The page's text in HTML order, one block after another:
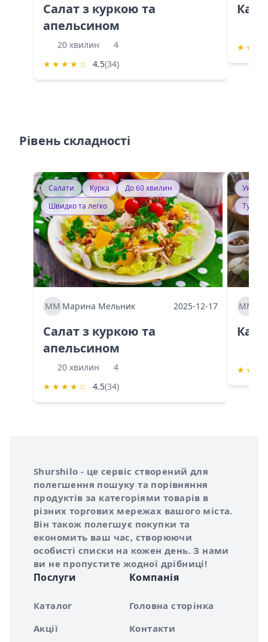
Салат з куркою та
апельсином
20 хвилин
4
★ ★ ★ ★ ☆ 4.5(34)
★ ★
Рівень складності
Салати Курка
До 60 хвилин
Швидко та легко
ММ Марина Мельник 2025-12-17
Салат з куркою та
апельсином
20 хвилин
4
★ ★ ★ ★ ☆ 4.5(34)
ММ
★ ★
Про сервіс Shurshilo
Shurshilo - це сервіс створений для
полегшення пошуку та порівняння
продуктів за категоріями товарів в
різних торгових мережах вашого міста.
Він також полегшує покупки та
економить ваш час, створюючи
особисті списки на кожен день. З нами
ви не пропустите жодної дрібниці!
Послуги
Каталог
Акції
Компанія
Головна сторінка
Контакти